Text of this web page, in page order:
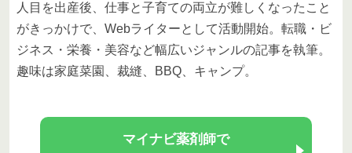
人目を出産後、仕事と子育ての両立が難しくなったこと
がきっかけで、Webライターとして活動開始。転職・ビ
ジネス・栄養・美容など幅広いジャンルの記事を執筆。
趣味は家庭菜園、裁縫、BBQ、キャンプ。
マイナビ薬剤師で